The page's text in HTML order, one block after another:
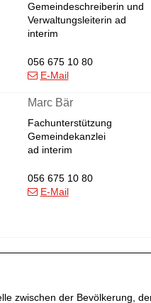
Gemeindeschreiberin und
Verwaltungsleiterin ad
interim
056 675 10 80
E-Mail
Marc Bär
Fachunterstützung
Gemeindekanzlei
ad interim
056 675 10 80
E-Mail
zwischen der Bevölkerung,